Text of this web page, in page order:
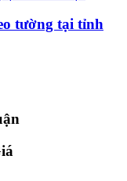
tường tại tỉnh